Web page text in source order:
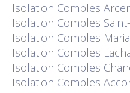
Isolation Combles
Isolation Combles
Isolation Combles
Isolation Combles
Isolation Combles
Isolation Combles